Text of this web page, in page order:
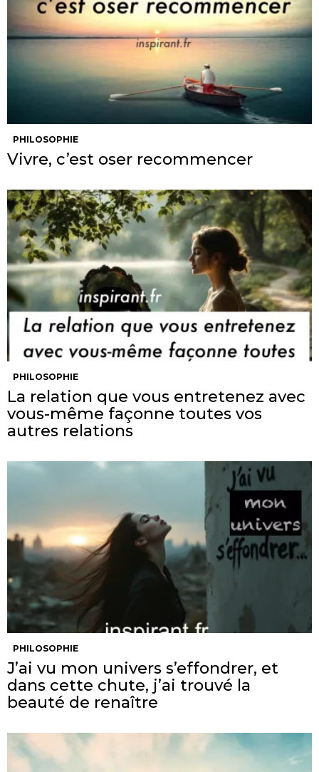
PHILOSOPHIE
Vivre, c’est oser recommencer
PHILOSOPHIE
La relation que vous entretenez avec
vous-même façonne toutes vos
autres relations
PHILOSOPHIE
J’ai vu mon univers s’effondrer, et
dans cette chute, j’ai trouvé la
beauté de renaître